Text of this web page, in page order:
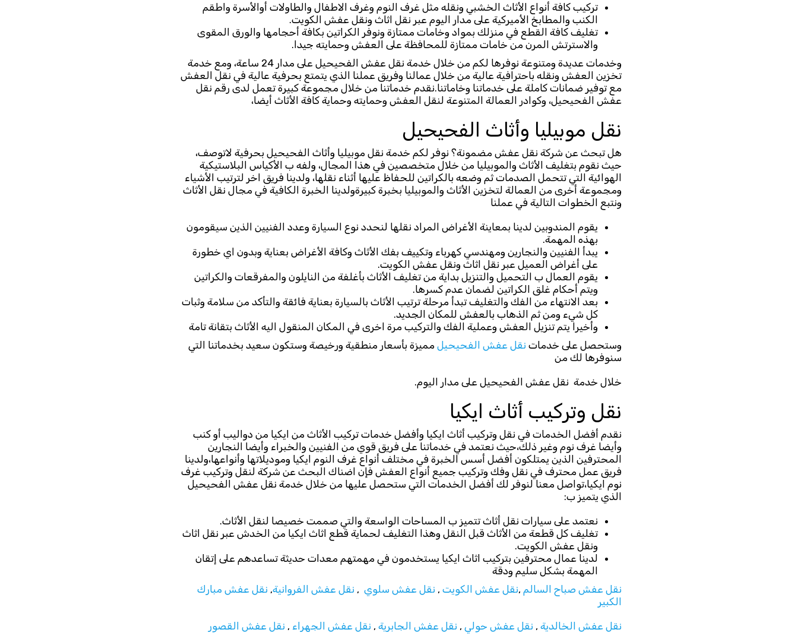
تركيب كافة أنواع الأثاث الخشبي ونقله مثل غرف النوم وغرف الاطفال والطاولات أوالأسرة واطقم
الكنب والمطابخ الأميركية على مدار اليوم عبر نقل اثاث ونقل عفش الكويت.
تغليف كافة القطع في منزلك بمواد وخامات ممتازة ونوفر الكراتين بكافة أحجامها والورق المقوى
والاسترتش المرن من خامات ممتازة للمحافظة على العفش وحمايته جيدا.
وخدمات عديدة ومتنوعة نوفرها لكم من خلال خدمة نقل عفش الفحيحيل على مدار 24 ساعة، ومع خدمة
تخزين العفش ونقله باحترافية عالية من خلال عمالنا وفريق عملنا الذي يتمتع بحرفية عالية في نقل العفش
مع توفير ضمانات كاملة على خدماتنا وخاماتنا.نقدم خدماتنا من خلال مجموعة كبيرة تعمل لدى رقم نقل
عفش الفحيحيل، وكوادر العمالة المتنوعة لنقل العفش وحمايته وحماية كافة الأثاث أيضا،
نقل موبيليا وأثاث الفحيحيل
هل تبحث عن شركة نقل عفش مضمونة؟ نوفر لكم خدمة نقل موبيليا وأثاث الفحيحيل بحرفية لاتوصف،
حيث نقوم بتغليف الأثاث والموبيليا من خلال متخصصين في هذا المجال، ولفه ب الأكياس البلاستيكية
الهوائية التي تتحمل الصدمات ثم وضعه بالكراتين للحفاظ عليها أثناء نقلها، ولدينا فريق اخر لترتيب الأشياء
ومجموعة أخرى من العمالة لتخزين الأثاث والموبيليا بخبرة كبيرةولدينا الخبرة الكافية في مجال نقل الأثاث
ونتبع الخطوات التالية في عملنا
يقوم المندوبين لدينا بمعاينة الأغراض المراد نقلها لنحدد نوع السيارة وعدد الفنيين الذين سيقومون
بهذه المهمة.
يبدأ الفنيين والنجارين ومهندسي كهرباء وتكييف بفك الأثاث وكافة الأغراض بعناية وبدون اي خطورة
على أغراض العميل عبر نقل اثاث ونقل عفش الكويت.
يقوم العمال ب التحميل والتنزيل بداية من تغليف الأثاث بأغلفة من النايلون والمفرقعات والكراتين
ويتم أحكام غلق الكراتين لضمان عدم كسرها.
بعد الانتهاء من الفك والتغليف تبدأ مرحلة ترتيب الأثاث بالسيارة بعناية فائقة والتأكد من سلامة وثبات
كل شيء ومن ثم الذهاب بالعفش للمكان الجديد.
وأخيرا يتم تنزيل العفش وعملية الفك والتركيب مرة اخرى في المكان المنقول اليه الأثاث بتقانة تامة
وستحصل على خدمات نقل عفش الفحيحيل مميزة بأسعار منطقية ورخيصة وستكون سعيد بخدماتنا التي
سنوفرها لك من
خلال خدمة نقل عفش الفحيحيل على مدار اليوم.
نقل وتركيب أثاث ايكيا
نقدم أفضل الخدمات في نقل وتركيب أثاث ايكيا وأفضل خدمات تركيب الأثاث من ايكيا من دواليب أو كنب
وأيضا غرف نوم وغير ذلك،حيث نعتمد في خدماتنا على فريق قوي من الفنيين والخبراء وأيضا النجارين
المحترفين الذين يمتلكون أفضل أسس الخبرة في مختلف أنواع غرف النوم ايكيا وموديلاتها وأنواعها،ولدينا
فريق عمل محترف في نقل وفك وتركيب جميع أنواع العفش فإن اضناك البحث عن شركة لنقل وتركيب غرف
نوم ايكيا،تواصل معنا لنوفر لك أفضل الخدمات التي ستحصل عليها من خلال خدمة نقل عفش الفحيحيل
الذي يتميز ب:
نعتمد على سيارات نقل أثاث تتميز ب المساحات الواسعة والتي صممت خصيصا لنقل الأثاث.
تغليف كل قطعة من الأثاث قبل النقل وهذا التغليف لحماية قطع اثاث ايكيا من الخدش عبر نقل اثاث
ونقل عفش الكويت.
لدينا عمال محترفين بتركيب اثاث ايكيا يستخدمون في مهمتهم معدات حديثة تساعدهم على إتقان
المهمة بشكل سليم ودقة
نقل عفش صباح السالم ,نقل عفش الكويت , نقل عفش سلوي , نقل عفش الفروانية, نقل عفش مبارك
الكبير
نقل عفش الخالدية , نقل عفش حولي , نقل عفش الجابرية , نقل عفش الجهراء , نقل عفش القصور